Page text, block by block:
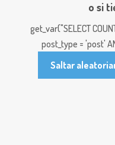
o si
get_var("SELECT
post_type = 'post'
Saltar